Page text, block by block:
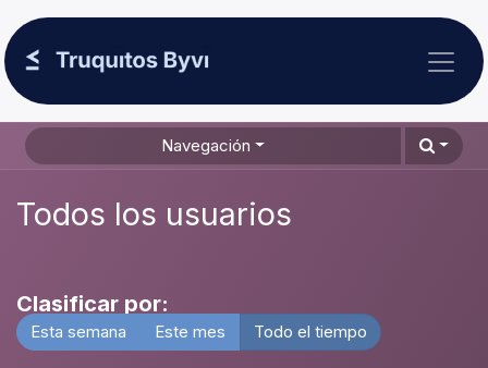
Navegación
Todos los usuarios
Clasificar por:
Esta semana Este mes Todo el tiempo